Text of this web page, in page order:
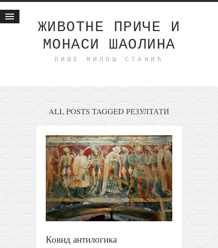
ЖИВОТНЕ ПРИЧЕ И
МОНАСИ ШАОЛИНА
ПИШЕ МИЛОШ СТАНИЋ
Животне приче
интернет пословање
исхраном до здравља
мој хаику
моменти и места
бонус садржај
светлопис
законоправило
духовни отац
православље
забрањена историја
ALL POSTS TAGGED РЕЗУЛТАТИ
Ковид антилогика